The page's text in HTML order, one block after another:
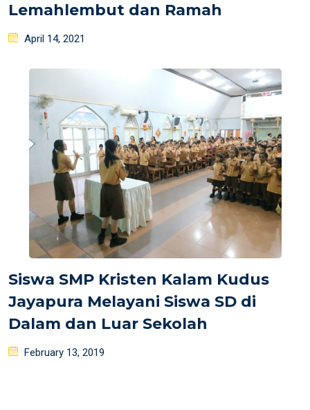
Lemahlembut dan Ramah
Posted
April 14, 2021
Siswa SMP Kristen Kalam Kudus
Jayapura Melayani Siswa SD di
Dalam dan Luar Sekolah
Posted
February 13, 2019